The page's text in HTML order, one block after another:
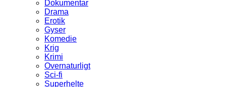
Dokumentar
Drama
Erotik
Gyser
Komedie
Krig
Krimi
Overnaturligt
Sci-fi
Superhelte